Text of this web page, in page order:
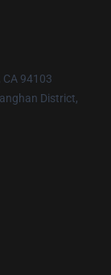
CA 94103
District,